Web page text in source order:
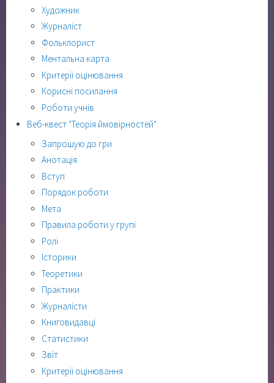
Художник
Журналіст
Фольклорист
Ментальна карта
Критерії оцінювання
Корисні посилання
Роботи учнів
Веб-квест "Теорія ймовірностей"
Запрошую до гри
Анотація
Вступ
Порядок роботи
Мета
Правила роботи у групі
Ролі
Історики
Теоретики
Практики
Журналісти
Книговидавці
Статистики
Звіт
Критерії оцінювання